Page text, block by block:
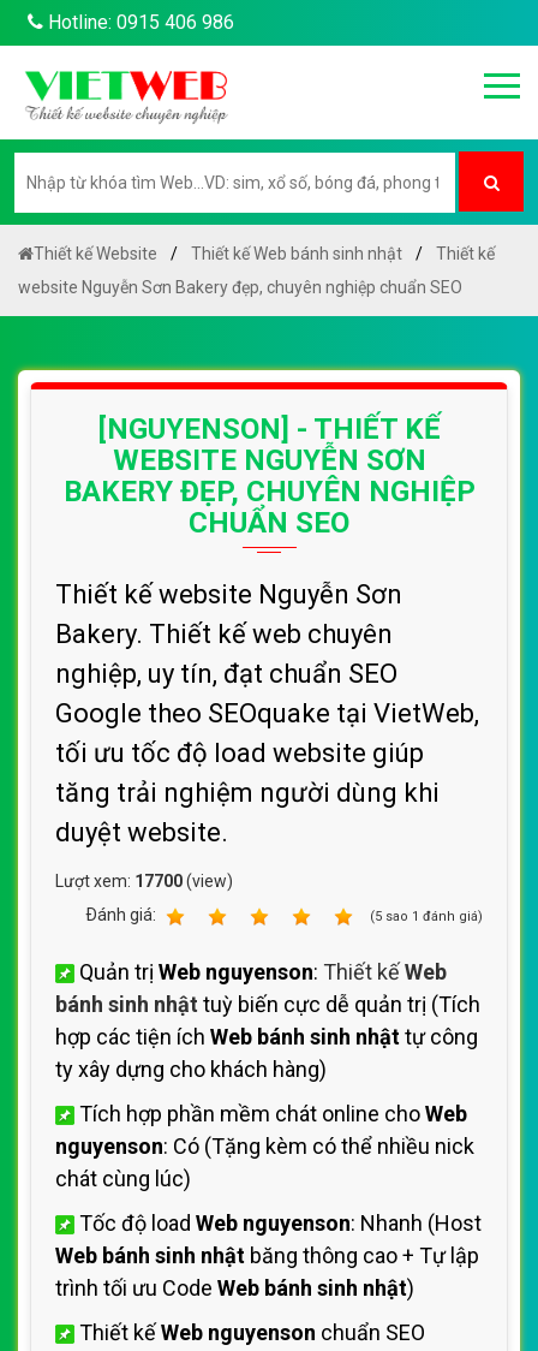
Hotline: 0915 406 986
Thiết kế Website Thiết kế Web bánh sinh nhật
Thiết kế
website Nguyễn Sơn Bakery đẹp, chuyên nghiệp chuẩn SEO
[NGUYENSON] - THIẾT KẾ
WEBSITE NGUYỄN SƠN
BAKERY ĐẸP, CHUYÊN NGHIỆP
CHUẨN SEO
Thiết kế website Nguyễn Sơn
Bakery. Thiết kế web chuyên
nghiệp, uy tín, đạt chuẩn SEO
Google theo SEOquake tại VietWeb,
tối ưu tốc độ load website giúp
tăng trải nghiệm người dùng khi
duyệt website.
Lượt xem: 17700(view)
Ðánh giá:
(5 sao 1 đánh giá)
Quản trị Web nguyenson: Thiết kếWeb
bánh sinh nhật tuỳ biến cực dễ quản trị (Tích
hợp các tiện ích Web bánh sinh nhậttự công
ty xây dựng cho khách hàng)
Tích hợp phần mềm chát online choWeb
nguyenson: Có (Tặng kèm có thể nhiều nick
chát cùng lúc)
Tốc độ load Web nguyenson: Nhanh (Host
Web bánh sinh nhật băng thông cao + Tự lập
trình tối ưu Code Web bánh sinh nhật)
Thiết kếWeb nguyenson chuẩn SEO